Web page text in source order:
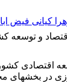
کیانی فیض
و توسعه
اقتصادی کشور
در بخش­های